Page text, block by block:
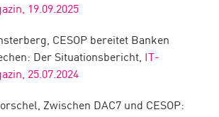
19.09.2025
CESOP bereitet Banken
Der Situationsbericht,
IT-
25.07.2024
Zwischen DAC7 und CESOP: